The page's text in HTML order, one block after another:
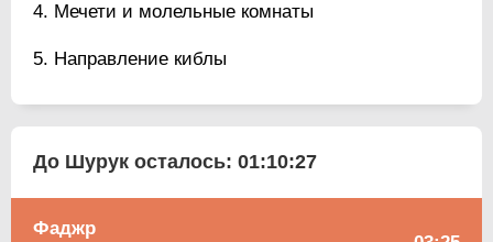
Мечети и молельные комнаты
Направление киблы
До Шурук осталось: 01:10:26
Фаджр